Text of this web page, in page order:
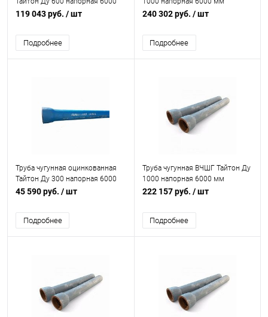
мм раструбная с ВГЦ б/к с нар.
Сокол
119 043 руб. / шт
Подробнее
раструбная с ЦПП б/к с нар. лак.
240 302 руб. / шт
Подробнее
Труба чугунная оцинкованная
Тайтон Ду 300 напорная 6000
мм раструбная с ВГЦ б/к с нар.
Свободный Сокол
45 590 руб. / шт
Подробнее
Труба чугунная ВЧШГ Тайтон Ду
1000 напорная 6000 мм
раструбная б/к с нар. лак.
222 157 руб. / шт
Подробнее